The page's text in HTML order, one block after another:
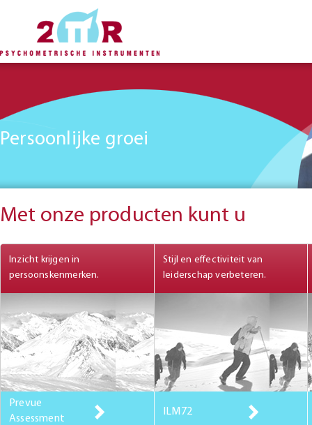
Persoonlijke groei
Organisatieontwikkeling
Balans tussen leven
en werken
Met onze producten kunt u
Inzicht krijgen in
persoonskenmerken.
Prevue
Assessment
Stijl en effectiviteit van
leiderschap verbeteren.
ILM72